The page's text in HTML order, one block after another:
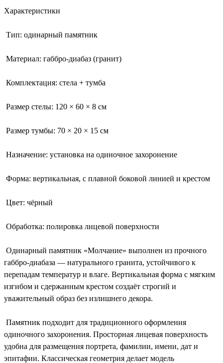
Характеристики
Тип: одинарный памятник
Материал: габбро-диабаз (гранит)
Комплектация: стела + тумба
Размер стелы: 120 × 60 × 8 см
Размер тумбы: 70 × 20 × 15 см
Назначение: установка на одиночное захоронение
Форма: вертикальная, с плавной боковой линией и крестом
Цвет: чёрный
Обработка: полировка лицевой поверхности
Одинарный памятник «Молчание» выполнен из прочного
габбро-диабаза — натурального гранита, устойчивого к
перепадам температур и влаге. Вертикальная форма с мягким
изгибом и сдержанным крестом создаёт строгий и
уважительный образ без излишнего декора.
Памятник подходит для традиционного оформления
одиночного захоронения. Просторная лицевая поверхность
удобна для размещения портрета, фамилии, имени, дат и
эпитафии. Классическая геометрия делает модель